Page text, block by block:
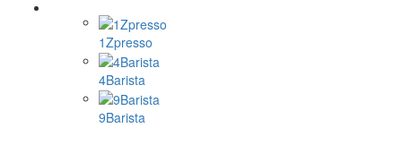
1Zpresso
4Barista
9Barista